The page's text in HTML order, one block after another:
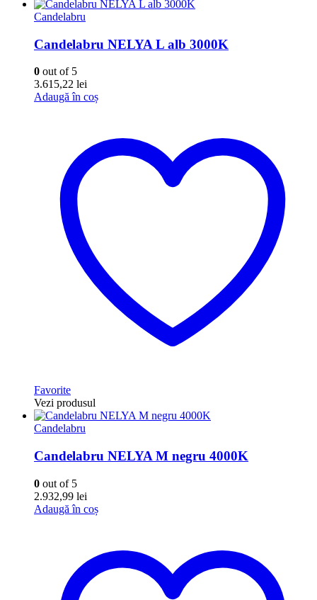
Candelabru
Candelabru NELYA L alb 3000K
0 out of 5
3.615,22 lei
Adaugă în coș
Favorite
Vezi produsul
Candelabru
Candelabru NELYA M negru 4000K
0 out of 5
2.932,99 lei
Adaugă în coș